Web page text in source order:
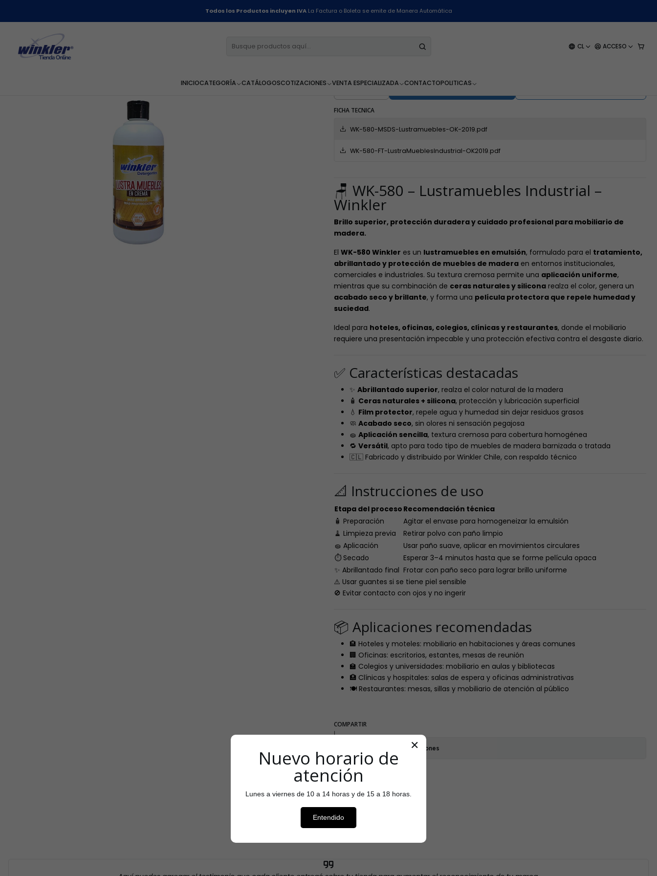
CL ACCESO
INICIOCATEGORÍA CATÁLOGOSCOTIZACIONES VENTA ESPECIALIZADA CONTACTOPOLITICAS
Todos los Productos incluyen IVALa Factura o Boleta se emite de Manera Automática
Inicio Línea Restaurantes Lustramueble Industrial - Wk-580 - 500ml
Lustramueble Industrial - Wk-580 -
AGREGAR AL CARRO
FICHA TECNICA
WK-580-MSDS-Lustramuebles-OK-2019.pdf
WK-580-FT-LustraMueblesIndustrial-OK2019.pdf
🪑 WK-580 – Lustramuebles Industrial –
Winkler
Brillo superior, protección duradera y cuidado profesional para mobiliario de
madera.
El WK-580 Winkler es un lustramuebles en emulsión, formulado para el tratamiento,
abrillantado y protección de muebles de maderaen entornos institucionales,
comerciales e industriales. Su textura cremosa permite una aplicación uniforme,
mientras que su combinación de ceras naturales y siliconarealza el color, genera un
acabado seco y brillante, y forma una película protectora que repele humedad y
suciedad.
Ideal para hoteles, oficinas, colegios, clínicas y restaurantes, donde el mobiliario
requiere una presentación impecable y una protección efectiva contra el desgaste diario.
✅ Características destacadas
✨ Abrillantado superior, realza el color natural de la madera
🧴 Ceras naturales + silicona, protección y lubricación superficial
💧 Film protector, repele agua y humedad sin dejar residuos grasos
🧼 Acabado seco, sin olores ni sensación pegajosa
🧽 Aplicación sencilla, textura cremosa para cobertura homogénea
🔁 Versátil, apto para todo tipo de muebles de madera barnizada o tratada
🇨🇱 Fabricado y distribuido por Winkler Chile, con respaldo técnico
📐 Instrucciones de uso
Etapa del proceso Recomendación técnica
🧴 Preparación
Agitar el envase para homogeneizar la emulsión
🧹 Limpieza previa
Retirar polvo con paño limpio
🧽 Aplicación
Usar paño suave, aplicar en movimientos circulares
⏱️ Secado
Esperar 3–4 minutos hasta que se forme película opaca
✨ Abrillantado final Frotar con paño seco para lograr brillo uniforme
⚠️ Usar guantes si se tiene piel sensible
🚫 Evitar contacto con ojos y no ingerir
📦 Aplicaciones recomendadas
🏨 Hoteles y moteles: mobiliario en habitaciones y áreas comunes
🏢 Oficinas: escritorios, estantes, mesas de reunión
🏫 Colegios y universidades: mobiliario en aulas y bibliotecas
🏥 Clínicas y hospitales: salas de espera y oficinas administrativas
🍽️ Restaurantes: mesas, sillas y mobiliario de atención al público
COMPARTIR
|
Mostrar stock de ubicaciones
Testimonios
✕
Nuevo horario de
atención
Lunes a viernes de 10 a 14 horas y de 15 a 18 horas.
Entendido